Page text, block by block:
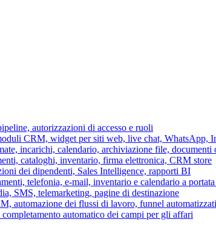
autorizzazioni di accesso e ruoli
CRM, widget per siti web, live chat, WhatsApp,
incarichi, calendario, archiviazione file, documenti
cataloghi, inventario, firma elettronica, CRM store
dei dipendenti, Sales Intelligence, rapporti BI
telefonia, e-mail, inventario e calendario a
SMS, telemarketing, pagine di destinazione
automazione dei flussi di lavoro, funnel
automatico dei campi per gli affari